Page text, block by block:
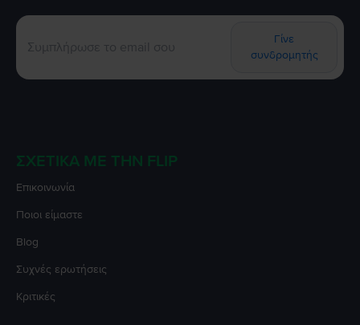
Γίνε
συνδρομητής
ΣΧΕΤΙΚΆ ΜΕ ΤΗΝ FLIP
Επικοινωνία
Ποιοι είμαστε
Blog
Συχνές ερωτήσεις
Κριτικές